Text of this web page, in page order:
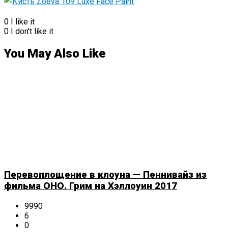
0 I like it
0 I don't like it
You May Also Like
Перевоплощение в клоуна — Пеннивайз из
фильма ОНО. Грим на Хэллоуин 2017
9990
6
0